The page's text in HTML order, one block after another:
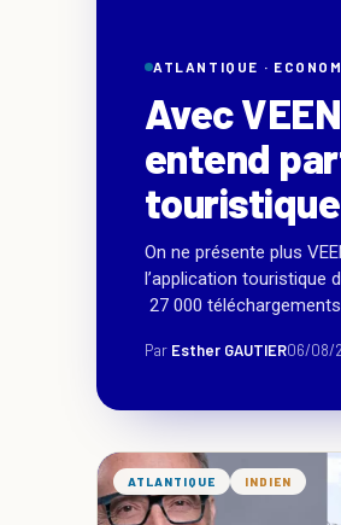
ATLANTIQUE ·
Avec
entend
On ne présente plus
l’application touristique
27 000
Par Esther GAUTIER06/08/
ATLANTIQUE INDIEN